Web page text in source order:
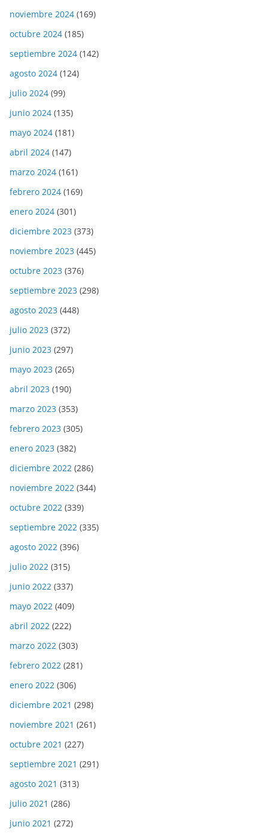
noviembre 2024 (169)
octubre 2024 (185)
septiembre 2024 (142)
agosto 2024 (124)
julio 2024 (99)
junio 2024 (135)
mayo 2024 (181)
abril 2024 (147)
marzo 2024 (161)
febrero 2024 (169)
enero 2024 (301)
diciembre 2023 (373)
noviembre 2023 (445)
octubre 2023 (376)
septiembre 2023 (298)
agosto 2023 (448)
julio 2023 (372)
junio 2023 (297)
mayo 2023 (265)
abril 2023 (190)
marzo 2023 (353)
febrero 2023 (305)
enero 2023 (382)
diciembre 2022 (286)
noviembre 2022 (344)
octubre 2022 (339)
septiembre 2022 (335)
agosto 2022 (396)
julio 2022 (315)
junio 2022 (337)
mayo 2022 (409)
abril 2022 (222)
marzo 2022 (303)
febrero 2022 (281)
enero 2022 (306)
diciembre 2021 (298)
noviembre 2021 (261)
octubre 2021 (227)
septiembre 2021 (291)
agosto 2021 (313)
julio 2021 (286)
junio 2021 (272)